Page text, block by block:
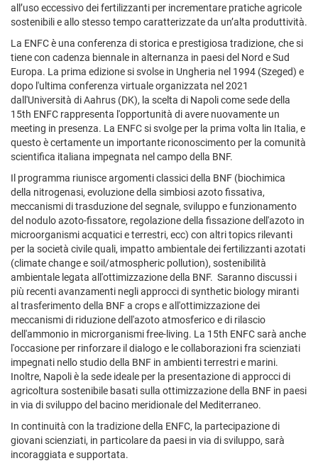
all’uso eccessivo dei fertilizzanti per incrementare pratiche agricole
sostenibili e allo stesso tempo caratterizzate da un’alta produttività.
La ENFC è una conferenza di storica e prestigiosa tradizione, che si
tiene con cadenza biennale in alternanza in paesi del Nord e Sud
Europa. La prima edizione si svolse in Ungheria nel 1994 (Szeged) e
dopo l'ultima conferenza virtuale organizzata nel 2021
dall'Università di Aahrus (DK), la scelta di Napoli come sede della
15th ENFC rappresenta l'opportunità di avere nuovamente un
meeting in presenza. La ENFC si svolge per la prima volta lin Italia, e
questo è certamente un importante riconoscimento per la comunità
scientifica italiana impegnata nel campo della BNF.
Il programma riunisce argomenti classici della BNF (biochimica
della nitrogenasi, evoluzione della simbiosi azoto fissativa,
meccanismi di trasduzione del segnale, sviluppo e funzionamento
del nodulo azoto-fissatore, regolazione della fissazione dell'azoto in
microorganismi acquatici e terrestri, ecc) con altri topics rilevanti
per la società civile quali, impatto ambientale dei fertilizzanti azotati
(climate change e soil/atmospheric pollution), sostenibilità
ambientale legata all'ottimizzazione della BNF. Saranno discussi i
più recenti avanzamenti negli approcci di synthetic biology miranti
al trasferimento della BNF a crops e all'ottimizzazione dei
meccanismi di riduzione dell'azoto atmosferico e di rilascio
dell'ammonio in microrganismi free-living. La 15th ENFC sarà anche
l'occasione per rinforzare il dialogo e le collaborazioni fra scienziati
impegnati nello studio della BNF in ambienti terrestri e marini.
Inoltre, Napoli è la sede ideale per la presentazione di approcci di
agricoltura sostenibile basati sulla ottimizzazione della BNF in paesi
in via di sviluppo del bacino meridionale del Mediterraneo.
In continuità con la tradizione della ENFC, la partecipazione di
giovani scienziati, in particolare da paesi in via di sviluppo, sarà
incoraggiata e supportata.